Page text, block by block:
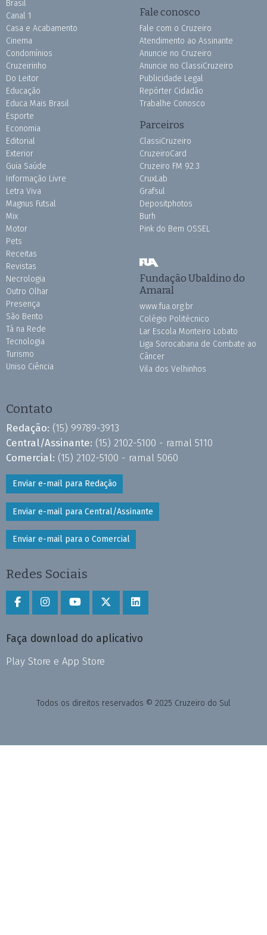
Brasil
Canal 1
Casa e Acabamento
Cinema
Condomínios
Cruzeirinho
Do Leitor
Educação
Educa Mais Brasil
Esporte
Economia
Editorial
Exterior
Guia Saúde
Informação Livre
Letra Viva
Magnus Futsal
Mix
Motor
Pets
Receitas
Revistas
Necrologia
Outro Olhar
Presença
São Bento
Tá na Rede
Tecnologia
Turismo
Uniso Ciência
Fale conosco
Fale com o Cruzeiro
Atendimento ao Assinante
Anuncie no Cruzeiro
Anuncie no ClassiCruzeiro
Publicidade Legal
Repórter Cidadão
Trabalhe Conosco
Parceiros
ClassiCruzeiro
CruzeiroCard
Cruzeiro FM 92.3
CruxLab
Grafsul
Depositphotos
Burh
Pink do Bem OSSEL
Fundação Ubaldino do
Amaral
www.fua.org.br
Colégio Politécnico
Lar Escola Monteiro Lobato
Liga Sorocabana de Combate ao
Câncer
Vila dos Velhinhos
Contato
Redação: (15) 99789-3913
Central/Assinante: (15) 2102-5100 - ramal 5110
Comercial: (15) 2102-5100 - ramal 5060
Enviar e-mail para Redação
Enviar e-mail para Central/Assinante
Enviar e-mail para o Comercial
Redes Sociais
Faça download do aplicativo
Play Store e App Store
Todos os direitos reservados © 2025 Cruzeiro do Sul